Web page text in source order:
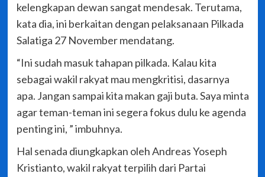
kelengkapan dewan sangat mendesak. Terutama,
kata dia, ini berkaitan dengan pelaksanaan Pilkada
Salatiga 27 November mendatang.
“Ini sudah masuk tahapan pilkada. Kalau kita
sebagai wakil rakyat mau mengkritisi, dasarnya
apa. Jangan sampai kita makan gaji buta. Saya minta
agar teman-teman ini segera fokus dulu ke agenda
penting ini, ” imbuhnya.
Hal senada diungkapkan oleh Andreas Yoseph
Kristianto, wakil rakyat terpilih dari Partai